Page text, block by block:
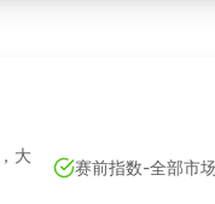
大
赛前指数-全部市场